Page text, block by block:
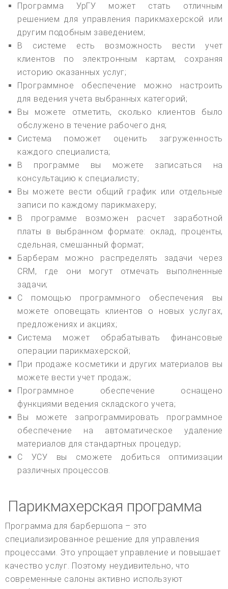
Программа УрГУ может стать отличным
решением для управления парикмахерской или
другим подобным заведением;
В системе есть возможность вести учет
клиентов по электронным картам, сохраняя
историю оказанных услуг;
Программное обеспечение можно настроить
для ведения учета выбранных категорий;
Вы можете отметить, сколько клиентов было
обслужено в течение рабочего дня;
Система поможет оценить загруженность
каждого специалиста;
В программе вы можете записаться на
консультацию к специалисту;
Вы можете вести общий график или отдельные
записи по каждому парикмахеру;
В программе возможен расчет заработной
платы в выбранном формате: оклад, проценты,
сдельная, смешанный формат;
Барберам можно распределять задачи через
CRM, где они могут отмечать выполненные
задачи;
С помощью программного обеспечения вы
можете оповещать клиентов о новых услугах,
предложениях и акциях;
Система может обрабатывать финансовые
операции парикмахерской;
При продаже косметики и других материалов вы
можете вести учет продаж;
Программное обеспечение оснащено
функциями ведения складского учета;
Вы можете запрограммировать программное
обеспечение на автоматическое удаление
материалов для стандартных процедур;
С УСУ вы сможете добиться оптимизации
различных процессов.
Парикмахерская программа
Программа для барбершопа – это
специализированное решение для управления
процессами. Это упрощает управление и повышает
качество услуг. Поэтому неудивительно, что
современные салоны активно используют